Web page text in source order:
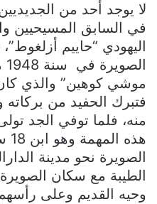
لا يوجد أحد من
في السابق المسيحيين
اليهودي “حاييم
موشي كوهين” والذي كان
فتبرك الحفيد من
منه، فلما توفي الجد
الصويرة نحو مدينة
الطيبة مع سكان
وحيه القديم وعلى